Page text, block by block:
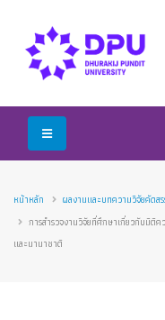
หน้าหลัก
ผลงานและบทความวิจัยคัดส
การสํารวจงานวิจัยที่ศึกษาเกี่ยวกับมิติ
และนานาชาติ